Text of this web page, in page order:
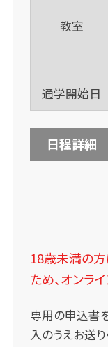
教室
通学開始日
日程詳細
18歳未満の
ため、オンラ
専用の申込書
入のうえお送